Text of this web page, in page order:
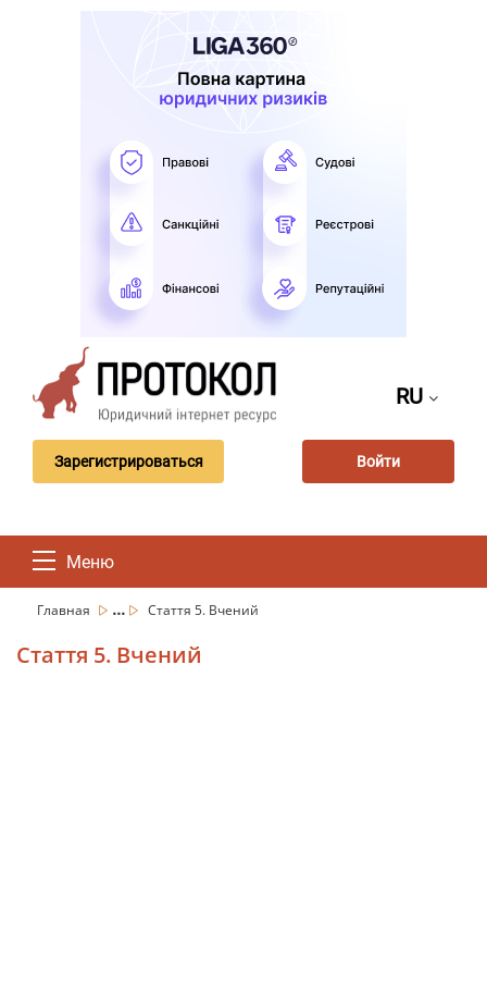
RU
Зарегистрироваться Войти
Меню
Главная ... Стаття 5. Вчений
Стаття 5. Вчений